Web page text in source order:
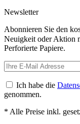
Newsletter
Abonnieren Sie den
Neuigkeit oder Aktion
Perforierte Papiere.
Ich habe die
genommen.
* Alle Preise inkl.